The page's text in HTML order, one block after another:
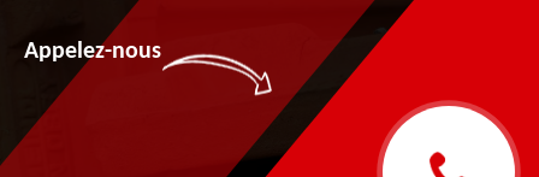
Appelez-nous